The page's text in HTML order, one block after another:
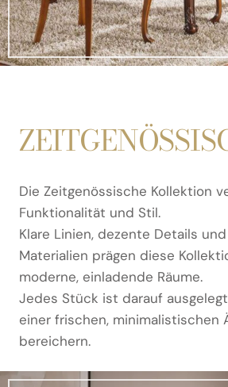
Die Zeitgenössische Kollektion
Funktionalität und Stil.
Klare Linien, dezente Details
Materialien prägen diese
moderne, einladende Räume.
Jedes Stück ist darauf
einer frischen, minimalistischen
bereichern.